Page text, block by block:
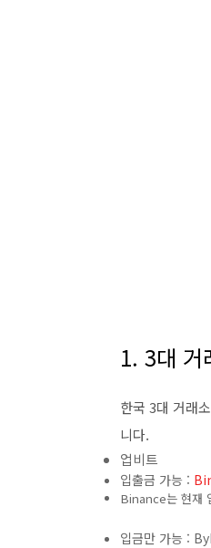
1. 3대 거
한국 3대 거래
니다.
업비트
입출금 가능 :
Binance는 현재
입금만 가능 :